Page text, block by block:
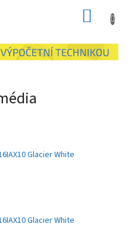
Glacier White
Glacier White